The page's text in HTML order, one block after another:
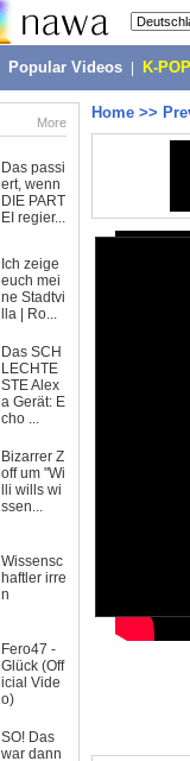
Popular Videos K-POP
More
Das passi
ert, wenn
DIE PART
EI regier...
Ich zeige
euch mei
ne Stadtvi
lla | Ro...
Das SCH
LECHTE
STE Alex
a Gerät: E
cho ...
Bizarrer Z
off um "Wi
lli wills wi
ssen...
Wissensc
haftler irre
n
Fero47 -
Glück (Off
icial Vide
o)
SO! Das
war dann
Home >>